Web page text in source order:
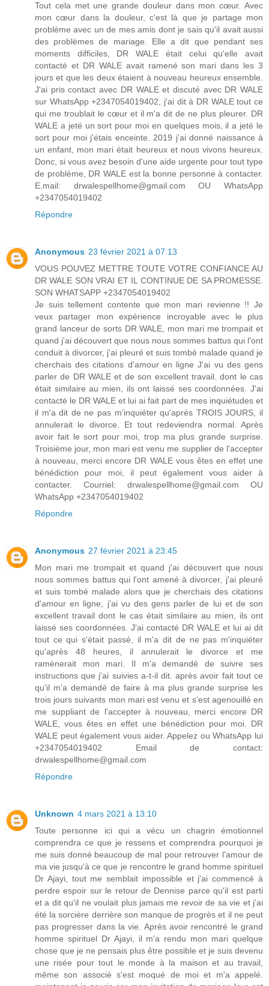
Tout cela met une grande douleur dans mon cœur. Avec
mon cœur dans la douleur, c'est là que je partage mon
problème avec un de mes amis dont je sais qu'il avait aussi
des problèmes de mariage. Elle a dit que pendant ses
moments difficiles, DR WALE était celui qu'elle avait
contacté et DR WALE avait ramené son mari dans les 3
jours et que les deux étaient à nouveau heureux ensemble.
J'ai pris contact avec DR WALE et discuté avec DR WALE
sur WhatsApp +2347054019402, j'ai dit à DR WALE tout ce
qui me troublait le cœur et il m'a dit de ne plus pleurer. DR
WALE a jeté un sort pour moi en quelques mois, il a jeté le
sort pour moi j'étais enceinte. 2019 j'ai donné naissance à
un enfant, mon mari était heureux et nous vivons heureux.
Donc, si vous avez besoin d'une aide urgente pour tout type
de problème, DR WALE est la bonne personne à contacter.
E.mail: drwalespellhome@gmail.com OU WhatsApp
+2347054019402
Répondre
Anonymous 23 février 2021 à 07:13
VOUS POUVEZ METTRE TOUTE VOTRE CONFIANCE AU
DR WALE SON VRAI ET IL CONTINUE DE SA PROMESSE.
SON WHATSAPP +2347054019402
Je suis tellement contente que mon mari revienne !! Je
veux partager mon expérience incroyable avec le plus
grand lanceur de sorts DR WALE, mon mari me trompait et
quand j'ai découvert que nous nous sommes battus qui l'ont
conduit à divorcer, j'ai pleuré et suis tombé malade quand je
cherchais des citations d'amour en ligne J'ai vu des gens
parler de DR WALE et de son excellent travail. dont le cas
était similaire au mien, ils ont laissé ses coordonnées. J'ai
contacté le DR WALE et lui ai fait part de mes inquiétudes et
il m'a dit de ne pas m'inquiéter qu'après TROIS JOURS, il
annulerait le divorce. Et tout redeviendra normal. Après
avoir fait le sort pour moi, trop ma plus grande surprise.
Troisième jour, mon mari est venu me supplier de l'accepter
à nouveau, merci encore DR WALE vous êtes en effet une
bénédiction pour moi, il peut également vous aider à
contacter. Courriel: drwalespellhome@gmail.com OU
WhatsApp +2347054019402
Répondre
Anonymous 27 février 2021 à 23:45
Mon mari me trompait et quand j'ai découvert que nous
nous sommes battus qui l'ont amené à divorcer, j'ai pleuré
et suis tombé malade alors que je cherchais des citations
d'amour en ligne, j'ai vu des gens parler de lui et de son
excellent travail dont le cas était similaire au mien, ils ont
laissé ses coordonnées. J'ai contacté DR WALE et lui ai dit
tout ce qui s'était passé, il m'a dit de ne pas m'inquiéter
qu'après 48 heures, il annulerait le divorce et me
ramènerait mon mari. Il m'a demandé de suivre ses
instructions que j'ai suivies a-t-il dit. après avoir fait tout ce
qu'il m'a demandé de faire à ma plus grande surprise les
trois jours suivants mon mari est venu et s'est agenouillé en
me suppliant de l'accepter à nouveau, merci encore DR
WALE, vous êtes en effet une bénédiction pour moi. DR
WALE peut également vous aider. Appelez ou WhatsApp lui
+2347054019402 Email de contact:
drwalespellhome@gmail.com
Répondre
Unknown 4 mars 2021 à 13:10
Toute personne ici qui a vécu un chagrin émotionnel
comprendra ce que je ressens et comprendra pourquoi je
me suis donné beaucoup de mal pour retrouver l'amour de
ma vie jusqu'à ce que je rencontre le grand homme spirituel
Dr Ajayi, tout me semblait impossible et j'ai commencé à
perdre espoir sur le retour de Dennise parce qu'il est parti
et a dit qu'il ne voulait plus jamais me revoir de sa vie et j'ai
été la sorcière derrière son manque de progrès et il ne peut
pas progresser dans la vie. Après avoir rencontré le grand
homme spirituel Dr Ajayi, il m'a rendu mon mari quelque
chose que je ne pensais plus être possible et je suis devenu
une risée pour tout le monde à la maison et au travail,
même son associé s'est moqué de moi et m'a appelé.